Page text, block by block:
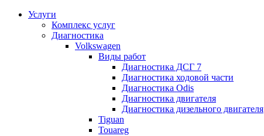
Услуги
Комплекс услуг
Диагностика
Volkswagen
Виды работ
Диагностика ДСГ 7
Диагностика ходовой части
Диагностика Odis
Диагностика двигателя
Диагностика дизельного двигателя
Tiguan
Touareg